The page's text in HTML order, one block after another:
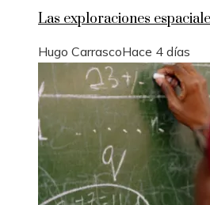
Las exploraciones
Hugo CarrascoHace 4 días